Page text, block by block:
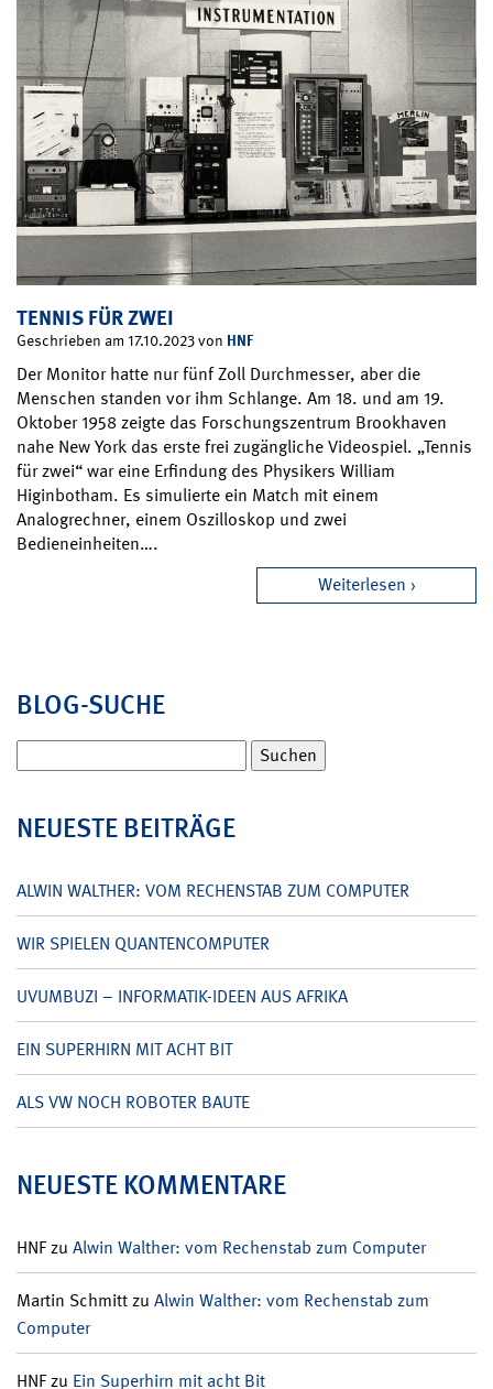
TENNIS FÜR ZWEI
Geschrieben am 17.10.2023 von HNF
Der Monitor hatte nur fünf Zoll Durchmesser, aber die
Menschen standen vor ihm Schlange. Am 18. und am 19.
Oktober 1958 zeigte das Forschungszentrum Brookhaven
nahe New York das erste frei zugängliche Videospiel. „Tennis
für zwei“ war eine Erfindung des Physikers William
Higinbotham. Es simulierte ein Match mit einem
Analogrechner, einem Oszilloskop und zwei
Bedieneinheiten….
Weiterlesen
BLOG-SUCHE
nach:
NEUESTE BEITRÄGE
ALWIN WALTHER: VOM RECHENSTAB ZUM COMPUTER
WIR SPIELEN QUANTENCOMPUTER
UVUMBUZI – INFORMATIK-IDEEN AUS AFRIKA
EIN SUPERHIRN MIT ACHT BIT
ALS VW NOCH ROBOTER BAUTE
NEUESTE KOMMENTARE
HNFzu Alwin Walther: vom Rechenstab zum Computer
Martin Schmittzu Alwin Walther: vom Rechenstab zum
Computer
HNFzu Ein Superhirn mit acht Bit